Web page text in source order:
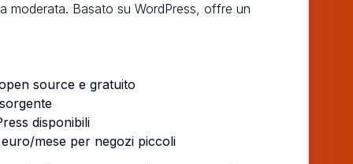
moderata. Basato su WordPress, offre un
source e gratuito
disponibili
mese per negozi piccoli